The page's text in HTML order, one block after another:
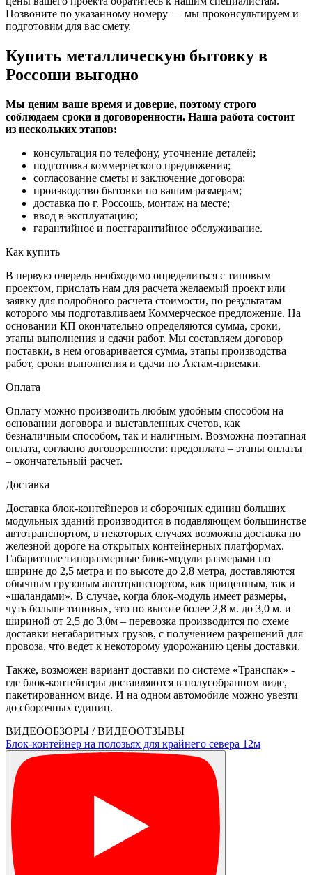
Позвоните по указанному номеру — мы проконсультируем и
подготовим для вас смету.
Купить металлическую бытовку в
Россоши выгодно
Мы ценим ваше время и доверие, поэтому строго
соблюдаем сроки и договоренности. Наша работа состоит
из нескольких этапов:
консультация по телефону, уточнение деталей;
подготовка коммерческого предложения;
согласование сметы и заключение договора;
производство бытовки по вашим размерам;
доставка по г. Россошь, монтаж на месте;
ввод в эксплуатацию;
гарантийное и постгарантийное обслуживание.
Как купить
В первую очередь необходимо определиться с типовым
проектом, прислать нам для расчета желаемый проект или
заявку для подробного расчета стоимости, по результатам
которого мы подготавливаем Коммерческое предложение. На
основании КП окончательно определяются сумма, сроки,
этапы выполнения и сдачи работ. Мы составляем договор
поставки, в нем оговаривается сумма, этапы производства
работ, сроки выполнения и сдачи по Актам-приемки.
Оплата
Оплату можно производить любым удобным способом на
основании договора и выставленных счетов, как
безналичным способом, так и наличным. Возможна поэтапная
оплата, согласно договоренности: предоплата – этапы оплаты
– окончательный расчет.
Доставка
Доставка блок-контейнеров и сборочных единиц больших
модульных зданий производится в подавляющем большинстве
автотранспортом, в некоторых случаях возможна доставка по
железной дороге на открытых контейнерных платформах.
Габаритные типоразмерные блок-модули размерами по
ширине до 2,5 метра и по высоте до 2,8 метра, доставляются
обычным грузовым автотранспортом, как прицепным, так и
«шаландами». В случае, когда блок-модуль имеет размеры,
чуть больше типовых, это по высоте более 2,8 м. до 3,0 м. и
шириной от 2,5 до 3,0м – перевозка производится по схеме
доставки негабаритных грузов, с получением разрешений для
провоза, что ведет к некоторому удорожанию цены доставки.
Также, возможен вариант доставки по системе «Транспак» -
где блок-контейнеры доставляются в полусобранном виде,
пакетированном виде. И на одном автомобиле можно увезти
до сборочных единиц.
ВИДЕООБЗОРЫ / ВИДЕООТЗЫВЫ
Блок-контейнер на полозьях для крайнего севера 12м